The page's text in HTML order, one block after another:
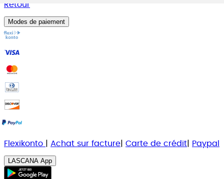
Retour
Modes de paiement
Flexikonto Achat sur facture Carte de crédit Paypal
LASCANA App